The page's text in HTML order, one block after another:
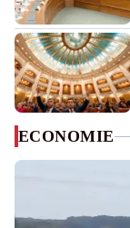
ECONOMIE